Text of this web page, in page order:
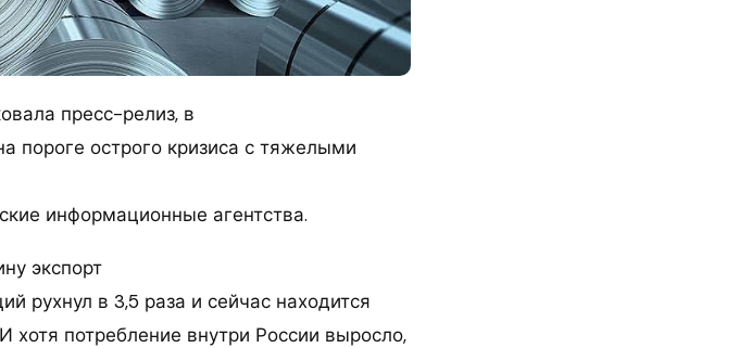
пресс-релиз, в
пороге острого кризиса с тяжелыми
информационные агентства.
экспорт
рухнул в 3,5 раза и сейчас находится
хотя потребление внутри России выросло,